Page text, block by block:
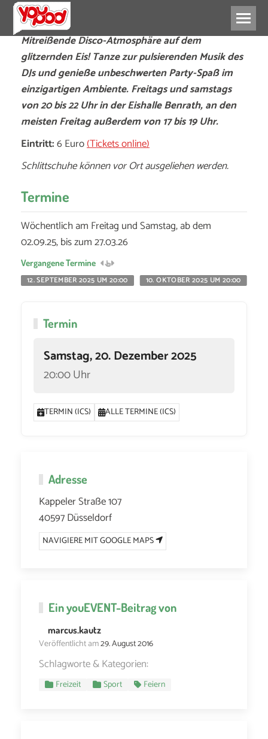
Mitreißende Disco-Atmosphäre auf dem
glitzernden Eis! Tanze zur pulsierenden Musik des
DJs und genieße unbeschwerten Party-Spaß im
einzigartigen Ambiente. Freitags und samstags
von 20 bis 22 Uhr in der Eishalle Benrath, an den
meisten Freitag außerdem von 17 bis 19 Uhr.
Eintritt:6 Euro(Tickets online)
Schlittschuhe können vor Ort ausgeliehen werden.
Termine
Wöchentlich am Freitag und Samstag, ab dem
02.09.25, bis zum 27.03.26
Vergangene Termine
12. SEPTEMBER 2025 UM 20:00
10. OKTOBER 2025 UM 20:00
Termin
Samstag, 20. Dezember 2025
20:00 Uhr
TERMIN (ICS) ALLE TERMINE (ICS)
Adresse
Kappeler Straße 107
40597 Düsseldorf
NAVIGIERE MIT GOOGLE MAPS
EinyouEVENT-Beitrag von
marcus.kautz
Veröffentlicht am29. August 2016
Schlagworte & Kategorien:
Freizeit Sport Feiern